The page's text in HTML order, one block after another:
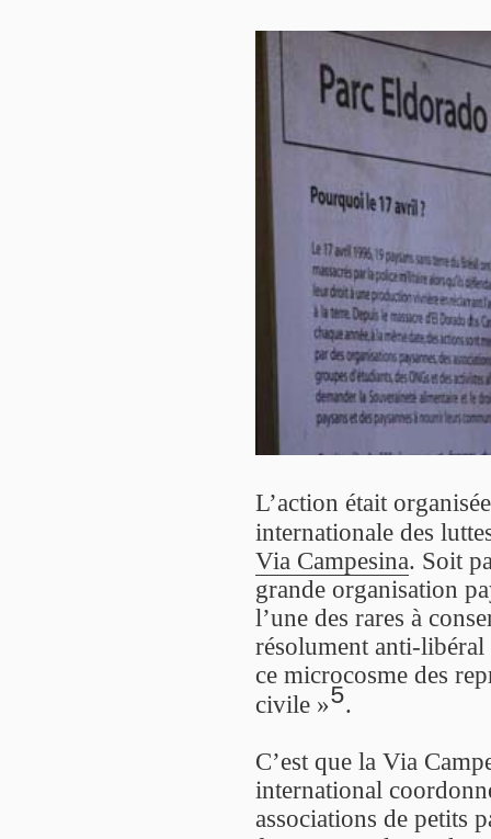
L’action était
internationale des
Via Campesina. Soit
grande organisation
l’une des rares à
résolument anti-
ce microcosme des
civile »5.
C’est que la Via
international
associations de petits